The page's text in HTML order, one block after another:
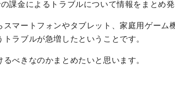
金によるトラブルについて情報をまとめ発
マートフォンやタブレット、家庭用ゲーム
ラブルが急増したということです。
べきなのかまとめたいと思います。